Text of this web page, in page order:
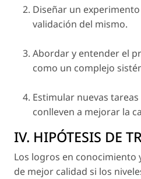
Diseñar un
validación del mismo.
Abordar y entender el
como un complejo
Estimular nuevas
conlleven a mejorar la
IV. HIPÓTESIS DE
Los logros en conocimiento
de mejor calidad si los